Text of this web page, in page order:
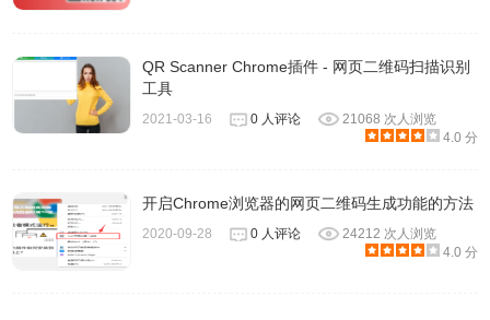
QR Scanner Chrome插件 - 网页二维码扫描识别
工具
2021-03-16 0 人评论
21068 次人浏览
4.0 分
开启Chrome浏览器的网页二维码生成功能的方法
2020-09-28 0 人评论
24212 次人浏览
4.0 分